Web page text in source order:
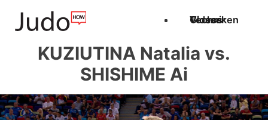
Techniken
Videos
Glossar
KUZIUTINA Natalia vs.
SHISHIME Ai